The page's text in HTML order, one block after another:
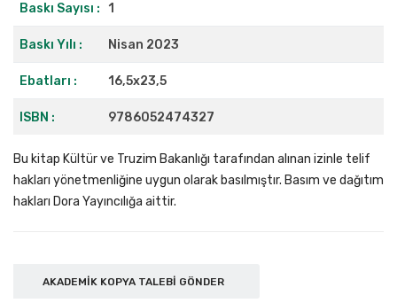
Baskı Sayısı : 1
Baskı Yılı : Nisan 2023
Ebatları : 16,5x23,5
ISBN : 9786052474327
Bu kitap Kültür ve Truzim Bakanlığı tarafından alınan izinle telif
hakları yönetmenliğine uygun olarak basılmıştır. Basım ve dağıtım
hakları Dora Yayıncılığa aittir.
AKADEMIK KOPYA TALEBI GÖNDER